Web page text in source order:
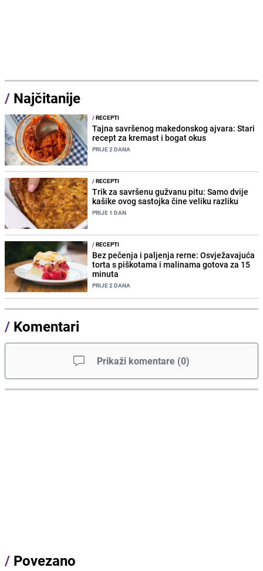
/ Najčitanije
/RECEPTI
Tajna savršenog makedonskog ajvara: Stari
recept za kremast i bogat okus
PRIJE 2 DANA
/RECEPTI
Trik za savršenu gužvanu pitu: Samo dvije
kašike ovog sastojka čine veliku razliku
PRIJE 1 DAN
/RECEPTI
Bez pečenja i paljenja rerne: Osvježavajuća
torta s piškotama i malinama gotova za 15
minuta
PRIJE 2 DANA
/ Komentari
Prikaži komentare (0)
/ Povezano